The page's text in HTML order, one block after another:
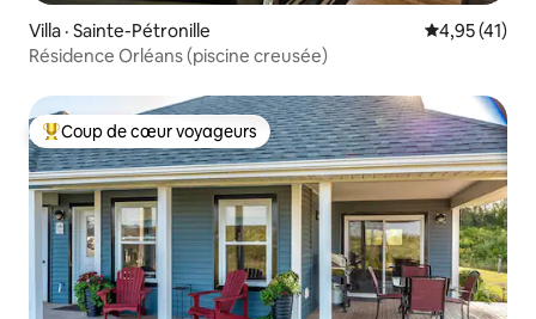
Villa · Sainte-Pétronille Note
4,95 (41)
Résidence Orléans (piscine creusée)
Coup de cœur voyageurs parmi les plus aimés
Coup de cœur voyageurs